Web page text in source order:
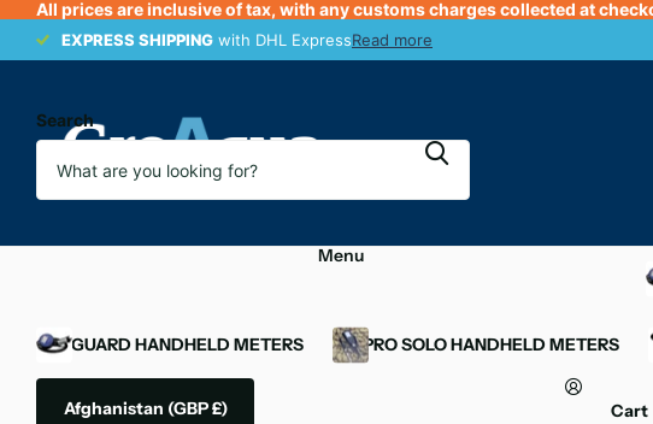
All prices are inclusive of tax, with any customs charges collected at
EXPRESS SHIPPING with DHL ExpressRead more
EXPRESS SHIPPING
Search
Menu
OXYGUARD HANDHELD METERS YSI PRO SOLO HANDHELD METERS
Afghanistan (GBP £) Cart